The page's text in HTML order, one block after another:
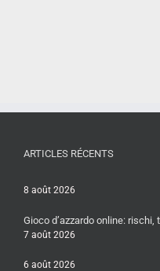
ARTICLES RÉCENTS
8 août 2026
Gioco d’azzardo online:
7 août 2026
6 août 2026